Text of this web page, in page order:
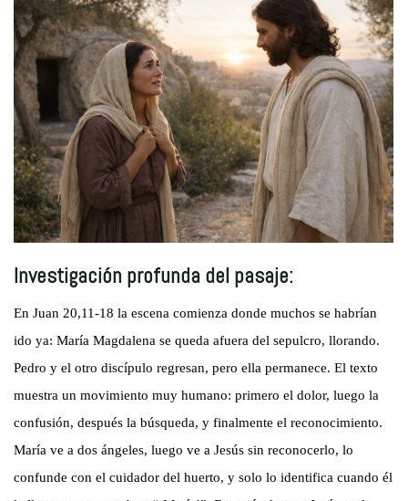
Investigación profunda del pasaje:
En Juan 20,11-18 la escena comienza donde muchos se habrían
ido ya: María Magdalena se queda afuera del sepulcro, llorando.
Pedro y el otro discípulo regresan, pero ella permanece. El texto
muestra un movimiento muy humano: primero el dolor, luego la
confusión, después la búsqueda, y finalmente el reconocimiento.
María ve a dos ángeles, luego ve a Jesús sin reconocerlo, lo
confunde con el cuidador del huerto, y solo lo identifica cuando él